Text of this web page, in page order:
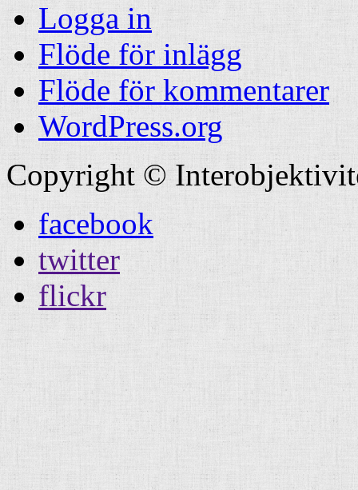
Logga in
Flöde för inlägg
Flöde för kommentarer
WordPress.org
Copyright ©
facebook
twitter
flickr